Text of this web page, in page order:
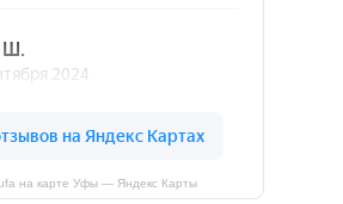
на карте Уфы — Яндекс Карты